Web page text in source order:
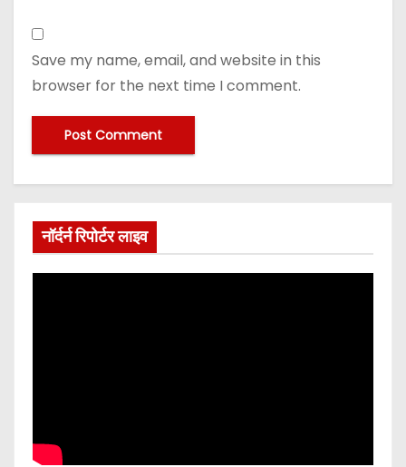
Save my name, email, and website in this
browser for the next time I comment.
नॉर्दर्न रिपोर्टर लाइव